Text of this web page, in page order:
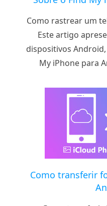
Como rastrear um
Este artigo
dispositivos
My iPhone para
Como transferir